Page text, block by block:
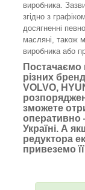
виробника.
згідно з
досягненні
масляні, також
виробника або
Постачаємо
різних
VOLVO,
зможете
оперативно
Україні. А
редуктора
привеземо